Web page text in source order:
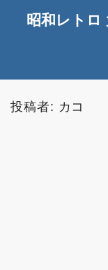
昭和レトロ
投稿者: カコ